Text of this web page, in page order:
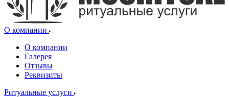
О компании
О компании
Галерея
Отзывы
Реквизиты
Ритуальные услуги